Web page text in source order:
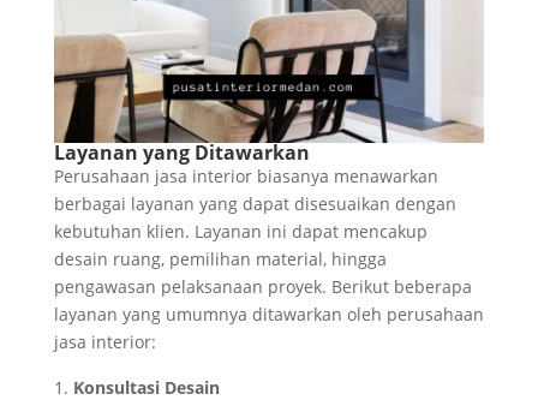
Layanan yang Ditawarkan
Perusahaan jasa interior biasanya menawarkan
berbagai layanan yang dapat disesuaikan dengan
kebutuhan klien. Layanan ini dapat mencakup
desain ruang, pemilihan material, hingga
pengawasan pelaksanaan proyek. Berikut beberapa
layanan yang umumnya ditawarkan oleh perusahaan
jasa interior:
Konsultasi Desain